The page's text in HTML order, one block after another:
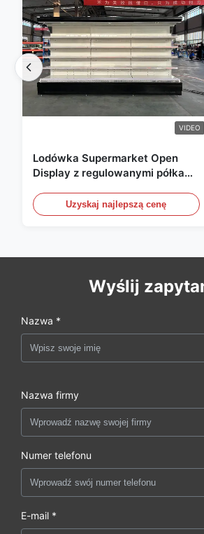
VIDEO
Lodówka Supermarket Open
Display z regulowanymi półkami
Uzyskaj najlepszą cenę
Wyślij
Nazwa *
Nazwa firmy
Numer telefonu
E-mail *